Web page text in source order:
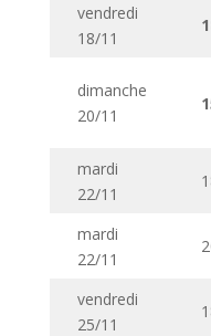
vendredi
18/11
dimanche
20/11
mardi
22/11
mardi
22/11
vendredi
25/11